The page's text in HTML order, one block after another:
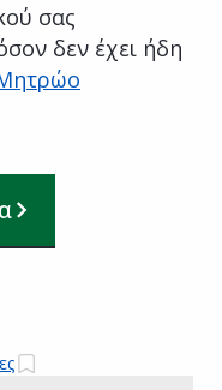
σας
δεν έχει ήδη